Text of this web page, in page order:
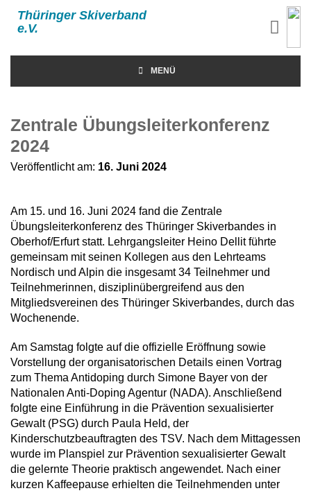
Thüringer Skiverband
e.V.
MENÜ
Zentrale Übungsleiterkonferenz
2024
Veröffentlicht am: 16. Juni 2024
Am 15. und 16. Juni 2024 fand die Zentrale
Übungsleiterkonferenz des Thüringer Skiverbandes in
Oberhof/Erfurt statt. Lehrgangsleiter Heino Dellit führte
gemeinsam mit seinen Kollegen aus den Lehrteams
Nordisch und Alpin die insgesamt 34 Teilnehmer und
Teilnehmerinnen, disziplinübergreifend aus den
Mitgliedsvereinen des Thüringer Skiverbandes, durch das
Wochenende.
Am Samstag folgte auf die offizielle Eröffnung sowie
Vorstellung der organisatorischen Details einen Vortrag
zum Thema Antidoping durch Simone Bayer von der
Nationalen Anti-Doping Agentur (NADA). Anschließend
folgte eine Einführung in die Prävention sexualisierter
Gewalt (PSG) durch Paula Held, der
Kinderschutzbeauftragten des TSV. Nach dem Mittagessen
wurde im Planspiel zur Prävention sexualisierter Gewalt
die gelernte Theorie praktisch angewendet. Nach einer
kurzen Kaffeepause erhielten die Teilnehmenden unter